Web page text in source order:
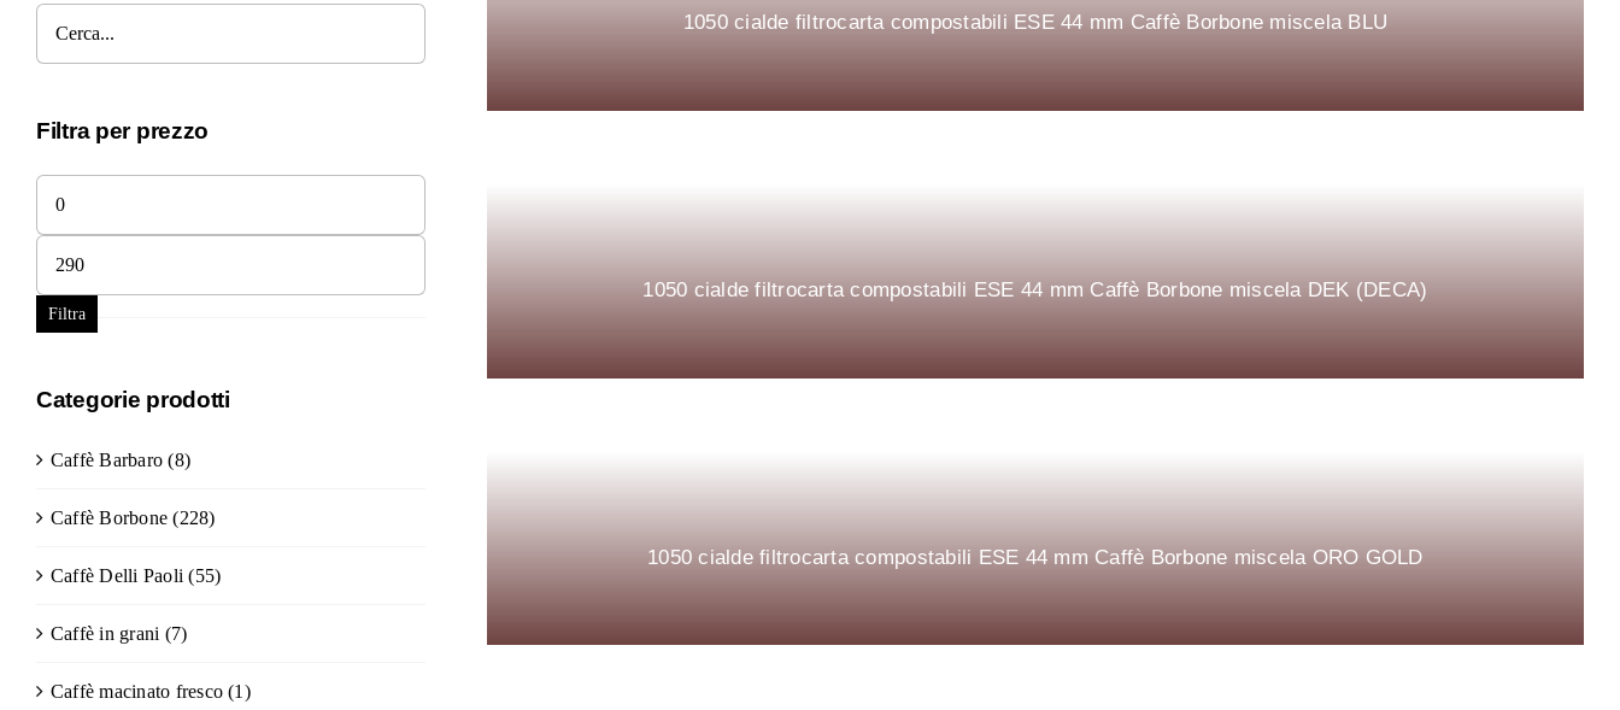
Filtra per prezzo
Filtra
Categorie prodotti
Caffè Barbaro (8)
Caffè Borbone (228)
Caffè Delli Paoli (55)
Caffè in grani (7)
Caffè macinato fresco (1)
1050 cialde filtrocarta compostabili ESE 44 mm Caffè Borbone miscela BLU
1050 cialde filtrocarta compostabili ESE 44 mm Caffè Borbone miscela DEK (DECA)
1050 cialde filtrocarta compostabili ESE 44 mm Caffè Borbone miscela ORO GOLD